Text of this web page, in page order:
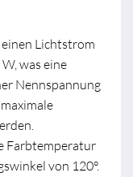
Lichtstrom
was eine
Nennspannung
Farbtemperatur
von 120°.